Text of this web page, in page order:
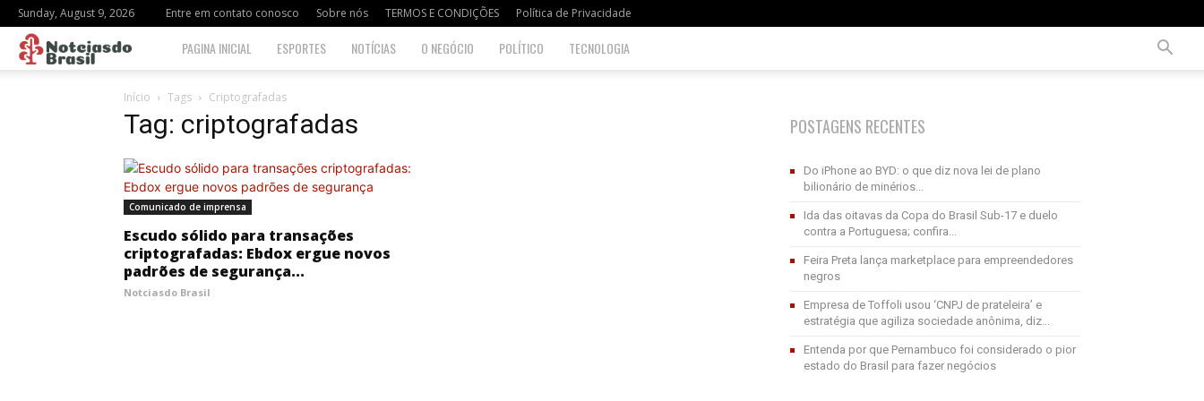
Sunday, August 9, 2026 Entre em contato conosco Sobre nós TERMOS E CONDIÇÕES Política de Privacidade
Notciasdo
Brasil
PAGINA INICIAL ESPORTES NOTÍCIAS O NEGÓCIO POLÍTICO TECNOLOGIA
Início Tags Criptografadas
Tag: criptografadas
Comunicado de imprensa
Escudo sólido para transações
criptografadas: Ebdox ergue novos
padrões de segurança...
Notciasdo Brasil
POSTAGENS RECENTES
Do iPhone ao BYD: o que diz nova lei de plano
bilionário de minérios...
Ida das oitavas da Copa do Brasil Sub-17 e duelo
contra a Portuguesa; confira...
Feira Preta lança marketplace para empreendedores
negros
Empresa de Toffoli usou ‘CNPJ de prateleira’ e
estratégia que agiliza sociedade anônima, diz...
Entenda por que Pernambuco foi considerado o pior
estado do Brasil para fazer negócios